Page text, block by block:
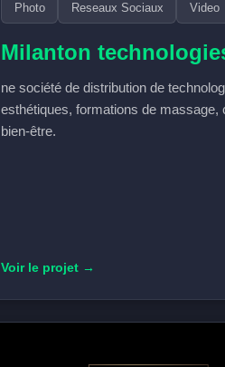
Photo Reseaux Sociaux Video
Milanton
ne société de distribution de
esthétiques, formations de massage,
bien-être.
Voir le projet →